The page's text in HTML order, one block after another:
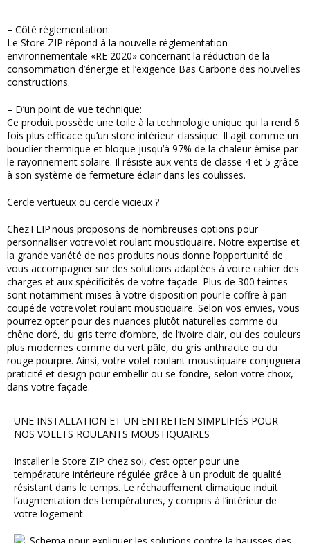
– Côté réglementation:
Le Store ZIP répond à la nouvelle réglementation
environnementale «RE 2020» concernant la réduction de la
consommation d’énergie et l’exigence Bas Carbone des nouvelles
constructions.
– D’un point de vue technique:
Ce produit possède une toile à la technologie unique qui la rend 6
fois plus efficace qu’un store intérieur classique. Il agit comme un
bouclier thermique et bloque jusqu’à 97% de la chaleur émise par
le rayonnement solaire. Il résiste aux vents de classe 4 et 5 grâce
à son système de fermeture éclair dans les coulisses.
Cercle vertueux ou cercle vicieux ?
Chez FLIP nous proposons de nombreuses options pour
personnaliser votre volet roulant moustiquaire. Notre expertise et
la grande variété de nos produits nous donne l’opportunité de
vous accompagner sur des solutions adaptées à votre cahier des
charges et aux spécificités de votre façade. Plus de 300 teintes
sont notamment mises à votre disposition pour le coffre à pan
coupé de votre volet roulant moustiquaire. Selon vos envies, vous
pourrez opter pour des nuances plutôt naturelles comme du
chêne doré, du gris terre d’ombre, de l’ivoire clair, ou des couleurs
plus modernes comme du vert pâle, du gris anthracite ou du
rouge pourpre. Ainsi, votre volet roulant moustiquaire conjuguera
praticité et design pour embellir ou se fondre, selon votre choix,
dans votre façade.
UNE INSTALLATION ET UN ENTRETIEN SIMPLIFIÉS POUR
NOS VOLETS ROULANTS MOUSTIQUAIRES
Installer le Store ZIP chez soi, c’est opter pour une
température intérieure régulée grâce à un produit de qualité
résistant dans le temps. Le réchauffement climatique induit
l’augmentation des températures, y compris à l’intérieur de
votre logement.